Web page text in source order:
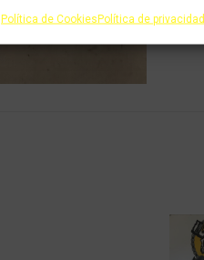
Política de CookiesPolítica de privacidad